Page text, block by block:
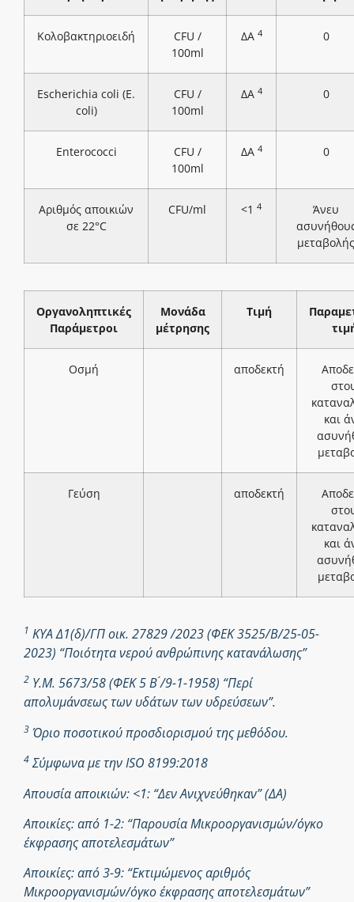
Κολοβακτηριοειδή
CFU /
100ml
ΔΑ 4 0
Escherichia coli (E.
coli)
CFU /
100ml
ΔΑ 4 0
Enterococci
CFU /
100ml
ΔΑ 4 0
Αριθμός αποικιών
σε 22°C
CFU/ml <1 4
Άνευ
μεταβολής
Οργανοληπτικές
Παράμετροι
Μονάδα
μέτρησης
Τιμή
Οσμή αποδεκτή
και
Γεύση αποδεκτή
και
1 ΚΥΑ Δ1(δ)/ΓΠ οικ. 27829 /2023 (ΦΕΚ 3525/Β/25-05-
2023) “Ποιότητα νερού ανθρώπινης κατανάλωσης”
2 Υ.Μ. 5673/58 (ΦΕΚ 5 Β ́/9-1-1958) “Περί
απολυμάνσεως των υδάτων των υδρεύσεων”.
3 Όριο ποσοτικού προσδιορισμού της μεθόδου.
4Σύμφωνα με την ISO 8199:2018
Απουσία αποικιών: <1: “Δεν Ανιχνεύθηκαν” (ΔΑ)
Αποικίες: από 1-2: “Παρουσία Μικροοργανισμών/όγκο
έκφρασης αποτελεσμάτων”
Αποικίες: από 3-9: “Εκτιμώμενος αριθμός
Μικροοργανισμών/όγκο έκφρασης αποτελεσμάτων”